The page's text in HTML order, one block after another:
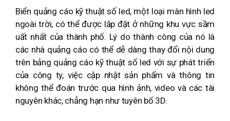
Biển quảng cáo kỹ thuật số led, một loại màn hình led
ngoài trời, có thể được lắp đặt ở những khu vực sầm
uất nhất của thành phố. Lý do thành công của nó là
các nhà quảng cáo có thể dễ dàng thay đổi nội dung
trên bảng quảng cáo kỹ thuật số led với sự phát triển
của công ty, việc cập nhật sản phẩm và thông tin
không thể đoán trước qua hình ảnh, video và các tài
nguyên khác, chẳng hạn như tuyên bố 3D.